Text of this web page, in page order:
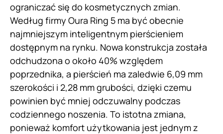
ograniczać się do kosmetycznych zmian.
Według firmy Oura Ring 5 ma być obecnie
najmniejszym inteligentnym pierścieniem
dostępnym na rynku. Nowa konstrukcja została
odchudzona o około 40% względem
poprzednika, a pierścień ma zaledwie 6,09 mm
szerokości i 2,28 mm grubości, dzięki czemu
powinien być mniej odczuwalny podczas
codziennego noszenia. To istotna zmiana,
ponieważ komfort użytkowania jest jednym z